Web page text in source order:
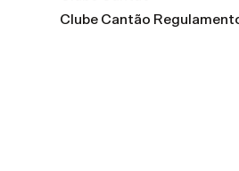
Clube Cantão